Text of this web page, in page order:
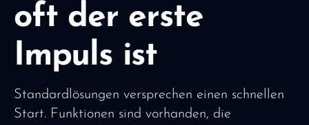
oft der erste
Impuls ist
Standardlösungen versprechen einen schnellen
Start. Funktionen sind vorhanden, die